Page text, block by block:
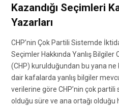
Kazandığı Seçimleri
Yazarları
CHP’nin Çok Partili Sistemde
Seçimler Hakkında Yanlış Bilgiler
(CHP) kurulduğundan bu yana ne
dair kafalarda yanlış bilgiler
verilerine göre CHP’nin çok
olduğu süre ve ana ortağı olduğu